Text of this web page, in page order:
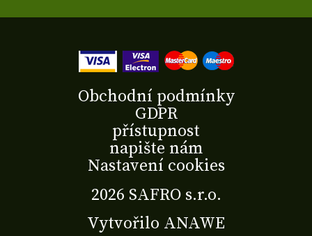
2026 SAFRO s.r.o.
Vytvořilo ANAWE
Obchodní podmínky
GDPR
přístupnost
napište nám
Nastavení cookies